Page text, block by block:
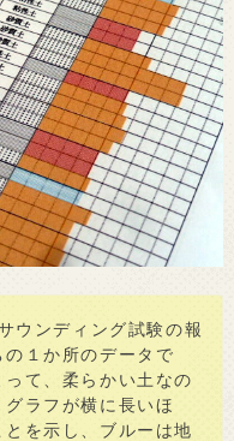
ウンディング試験の報
１か所のデータで
て、柔らかい土なの
ラフが横に長いほ
を示し、ブルーは地